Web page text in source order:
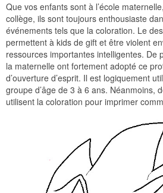
Que vos enfants sont à l’école
collège, ils sont toujours enthousiaste
événements tels que la coloration. Le
permettent à kids de gift et être violent
ressources importantes intelligentes. De
la maternelle ont fortement adopté ce
d’ouverture d’esprit. Il est logiquement
groupe d’âge de 3 à 6 ans. Néanmoins,
utilisent la coloration pour imprimer